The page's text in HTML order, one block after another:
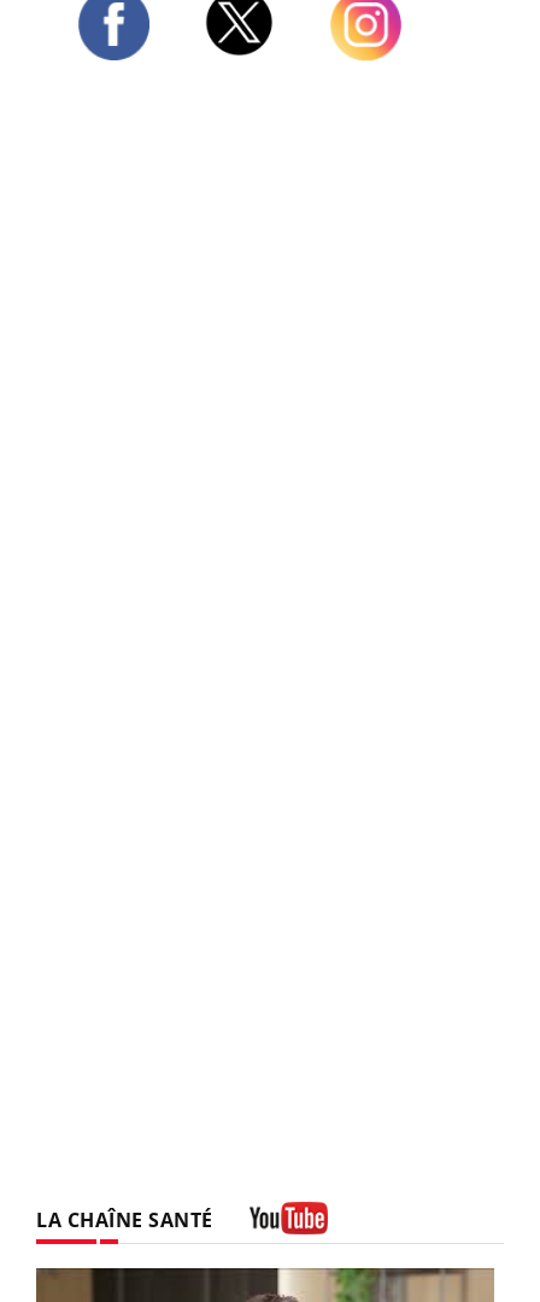
LA CHAÎNE SANTÉ